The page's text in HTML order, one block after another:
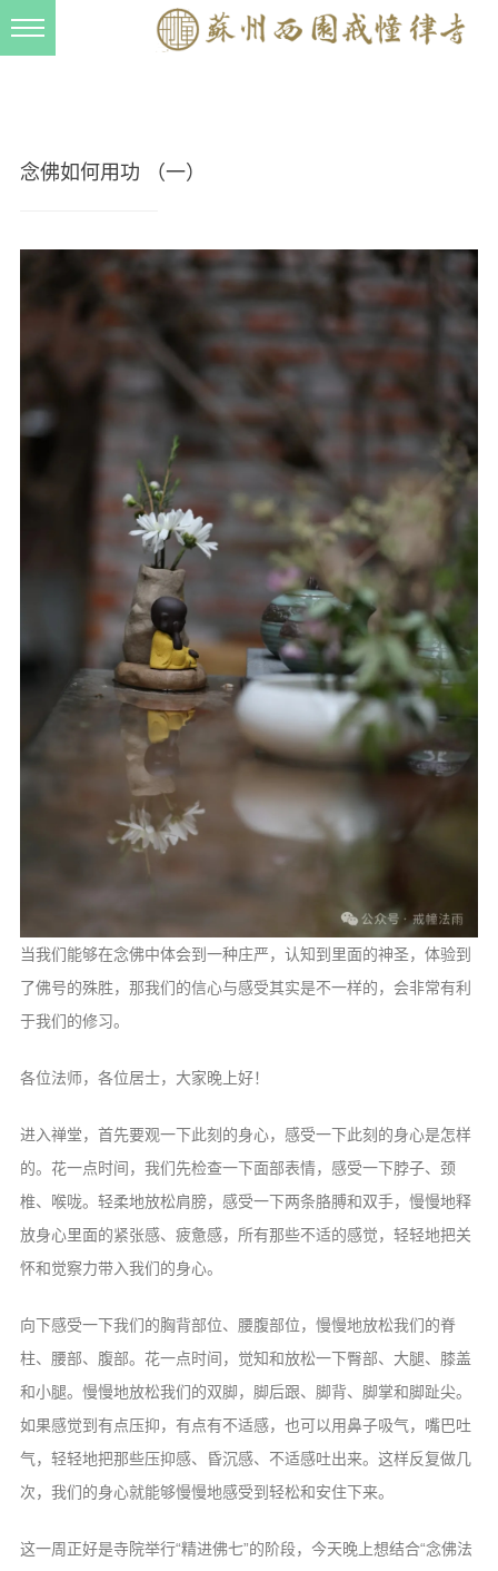
三风建设
寺院管理
戒幢春秋
档案管理
法音宣流
音频视频
弘法书籍
助印功德
弘法活动
西园法讯
皈依斋戒
义工家园
观世音热线
菩提静修营
学报论集
活动记录
西园风光
下院风采
搜索
念佛如何用功 （一）
当我们能够在念佛中体会到一种庄严，认知到里面的神圣，体验到
了佛号的殊胜，那我们的信心与感受其实是不一样的，会非常有利
于我们的修习。
各位法师，各位居士，大家晚上好！
进入禅堂，首先要观一下此刻的身心，感受一下此刻的身心是怎样
的。花一点时间，我们先检查一下面部表情，感受一下脖子、颈
椎、喉咙。轻柔地放松肩膀，感受一下两条胳膊和双手，慢慢地释
放身心里面的紧张感、疲惫感，所有那些不适的感觉，轻轻地把关
怀和觉察力带入我们的身心。
向下感受一下我们的胸背部位、腰腹部位，慢慢地放松我们的脊
柱、腰部、腹部。花一点时间，觉知和放松一下臀部、大腿、膝盖
和小腿。慢慢地放松我们的双脚，脚后跟、脚背、脚掌和脚趾尖。
如果感觉到有点压抑，有点有不适感，也可以用鼻子吸气，嘴巴吐
气，轻轻地把那些压抑感、昏沉感、不适感吐出来。这样反复做几
次，我们的身心就能够慢慢地感受到轻松和安住下来。
这一周正好是寺院举行“精进佛七”的阶段，今天晚上想结合“念佛法